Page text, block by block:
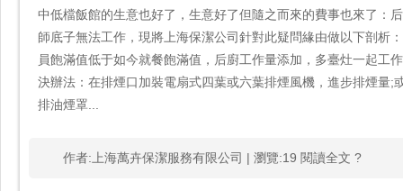
中低檔飯館的生意也好了，生意好了但隨之而來的費事也來了：后廚
師底子無法工作，現將上海保潔公司針對此疑問緣由做以下剖析
員飽滿值低于如今就餐飽滿值，后廚工作量添加，多臺灶一起工作
決辦法：在排煙口加裝電扇式四葉或六葉排煙風機，進步排煙
排油煙罩...
作者:上海萬卉保潔服務有限公司 | 瀏覽:19 閱讀全文 ?